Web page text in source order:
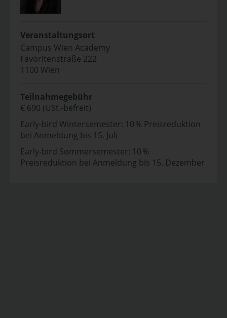
Veranstaltungsort
Campus Wien Academy
Favoritenstraße 222
1100 Wien
Teilnahmegebühr
€ 690 (USt.-befreit)
Early-bird Wintersemester: 10 % Preisreduktion
bei Anmeldung bis 15. Juli
Early-bird Sommersemester: 10 %
Preisreduktion bei Anmeldung bis 15. Dezember